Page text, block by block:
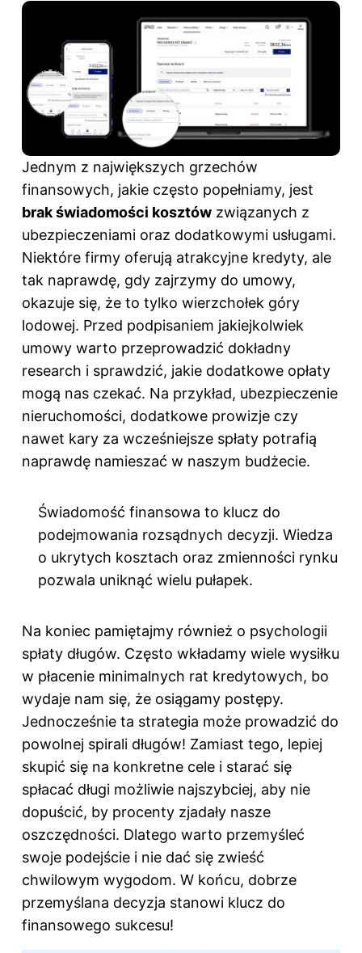
Jednym z największych grzechów
finansowych, jakie często popełniamy, jest
brak świadomości kosztów związanych z
ubezpieczeniami oraz dodatkowymi usługami.
Niektóre firmy oferują atrakcyjne kredyty, ale
tak naprawdę, gdy zajrzymy do umowy,
okazuje się, że to tylko wierzchołek góry
lodowej. Przed podpisaniem jakiejkolwiek
umowy warto przeprowadzić dokładny
research i sprawdzić, jakie dodatkowe opłaty
mogą nas czekać. Na przykład, ubezpieczenie
nieruchomości, dodatkowe prowizje czy
nawet kary za wcześniejsze spłaty potrafią
naprawdę namieszać w naszym budżecie.
Świadomość finansowa to klucz do
podejmowania rozsądnych decyzji. Wiedza
o ukrytych kosztach oraz zmienności rynku
pozwala uniknąć wielu pułapek.
Na koniec pamiętajmy również o psychologii
spłaty długów. Często wkładamy wiele wysiłku
w płacenie minimalnych rat kredytowych, bo
wydaje nam się, że osiągamy postępy.
Jednocześnie ta strategia może prowadzić do
powolnej spirali długów! Zamiast tego, lepiej
skupić się na konkretne cele i starać się
spłacać długi możliwie najszybciej, aby nie
dopuścić, by procenty zjadały nasze
oszczędności. Dlatego warto przemyśleć
swoje podejście i nie dać się zwieść
chwilowym wygodom. W końcu, dobrze
przemyślana decyzja stanowi klucz do
finansowego sukcesu!